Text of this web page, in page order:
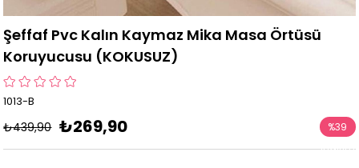
Şeffaf Pvc Kalın Kaymaz Mika Masa Örtüsü
Koruyucusu (KOKUSUZ)
1013-B
₺439,90 ₺269,90 %39
İndirim